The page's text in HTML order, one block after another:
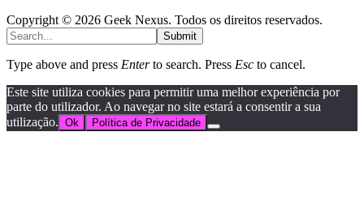
Copyright © 2026 Geek Nexus. Todos os direitos reservados.
Submit
Type above and press Enterto search. Press Esc to cancel.
Este site utiliza cookies para permitir uma melhor experiência por
parte do utilizador. Ao navegar no site estará a consentir a sua
utilização. Ok Política de Privacidade